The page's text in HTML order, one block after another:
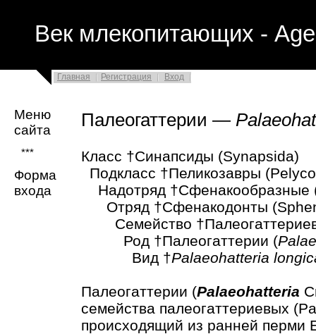
Век млекопитающих -
Главная Регистрация Вход
Меню
сайта
***
Форма
входа
Палеогаттерии —
Класс †Синапсиды (Synapsida)
Подкласс †Пеликозавры
Надотряд †Сфенакообразные
Отряд †Сфенакодонты
Семейство
Род †Палеогаттерии (
Вид †Palaeohatteria
Палеогаттерии (Palaeohatteria
семейства палеогаттериевых
происходящий из ранней перми